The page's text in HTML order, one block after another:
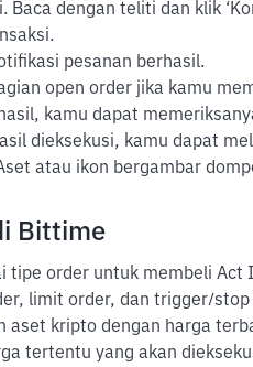
dengan teliti dan klik
pesanan berhasil.
open order jika kamu
kamu dapat
dieksekusi, kamu dapat
atau ikon bergambar
Bittime
tipe order untuk membeli Act
limit order, dan trigger/stop
aset kripto dengan harga
tertentu yang akan